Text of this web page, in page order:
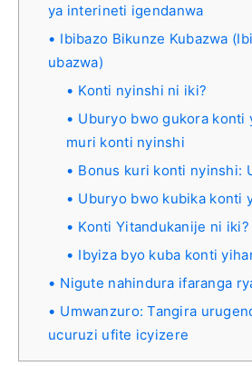
ya interineti igendanwa
Ibibazo Bikunze Kubazwa
ubazwa)
Konti nyinshi ni iki?
Uburyo bwo gukora konti
muri konti nyinshi
Bonus kuri konti nyinshi:
Uburyo bwo kubika konti
Konti Yitandukanije ni iki?
Ibyiza byo kuba konti
Nigute nahindura ifaranga
Umwanzuro: Tangira
ucuruzi ufite icyizere